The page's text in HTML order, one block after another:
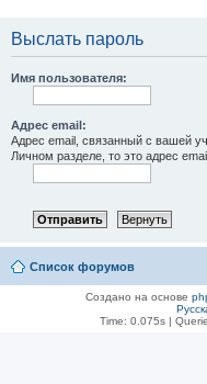
Выслать пароль
Имя пользователя:
Адрес email:
Адрес email, связанный с вашей
Личном разделе, то это адрес
Список форумов
Создано на основе
Time: 0.075s|